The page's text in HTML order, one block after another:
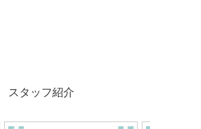
スタッフ紹介